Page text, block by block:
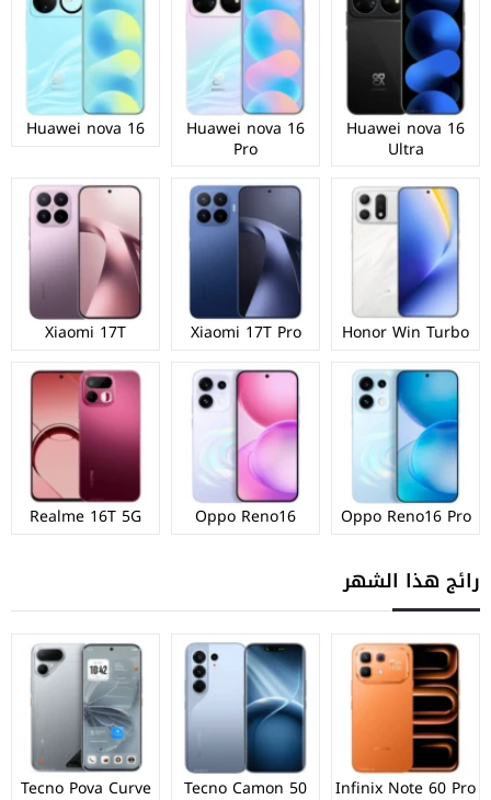
Huawei nova 16
Ultra
Huawei nova 16
Pro
Huawei nova 16
Honor Win Turbo
Xiaomi 17T Pro
Xiaomi 17T
Oppo Reno16 Pro
Oppo Reno16
Realme 16T 5G
رائج هذا الشهر
Infinix Note 60 Pro
Tecno Camon 50
Tecno Pova Curve